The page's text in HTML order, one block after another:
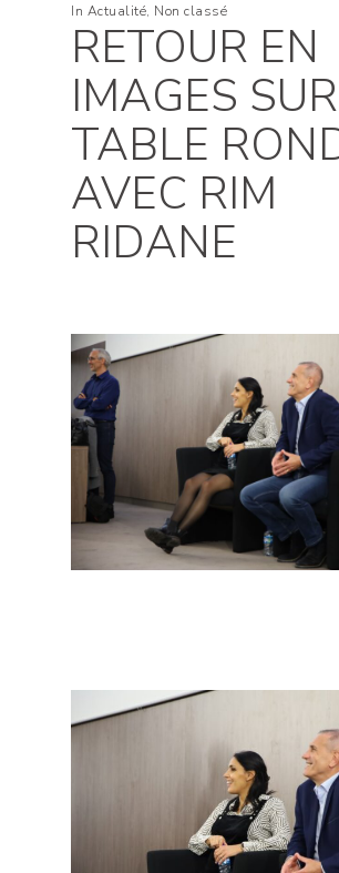
In Actualité, Non classé
RETOUR EN
IMAGES
TABLE
AVEC RIM
RIDANE